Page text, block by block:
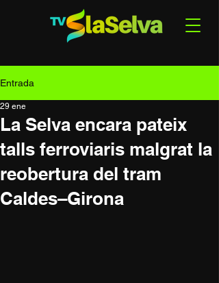
Entrada
La Selva encara pateix
talls ferroviaris malgrat la
reobertura del tram
Caldes–Girona
29 ene